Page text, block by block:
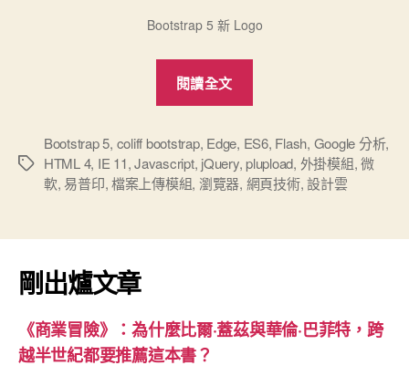
Bootstrap 5 新 Logo
閱讀全文
級
為
Bootstrap
標
Bootstrap 5, coliff bootstrap, Edge, ES6, Flash, Google 分析,
HTML 4, IE 11,Javascript, jQuery,plupload, 外掛模組,微
軟, 易普印,檔案上傳模組, 瀏覽器, 網頁技術,設計雲
剛出爐文章
《商業冒險》：為什麼比爾·蓋茲與華倫·巴菲特，跨
越半世紀都要推薦這本書？